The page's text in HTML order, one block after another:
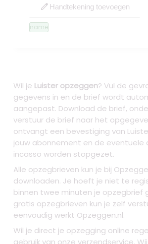
edit Handtekening toevoegen
name
Wil je Luister opzeggen? Vul de
gegevens in en de brief wordt
aangepast. Download de brief,
verstuur de brief naar het
ontvangt een bevestiging van
jouw abonnement en de eventuele
incasso worden stopgezet.
Alle opzegbrieven kun je bij
downloaden. Je hoeft je niet te
binnen twee minuten je opzegbrief
gratis opzegbrieven kun je zelf
eenvoudig werkt Opzeggen.nl.
Wil je direct je opzegging online
gebruik van onze verzendservice.